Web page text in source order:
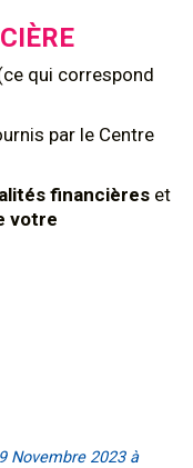
qui correspond
par le Centre
financières et
votre
Novembre 2023 à